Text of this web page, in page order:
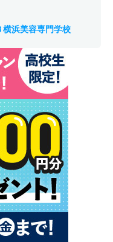
横浜美容専門学校